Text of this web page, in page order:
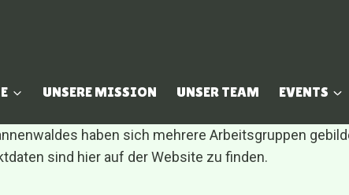
UNSERE MISSION UNSER TEAM EVENTS
haben sich mehrere Arbeitsgruppen
sind hier auf der Website zu finden.